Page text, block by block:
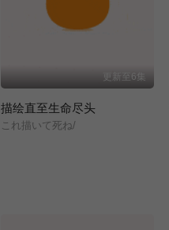
更新至6集
描绘直至生命尽头
これ描いて死ね/